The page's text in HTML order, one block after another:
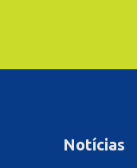
Notícias